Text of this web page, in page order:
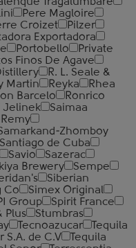
Pere Magloire
Croizet
Pilzer
Exportadora
Portobello
Private
Finos De Agave
R. L. Seale &
Martin Reyka
Rhea
Barcelo
Ronrico
Jelinek
Saimaa
Zhomboy
Santiago de Cuba
Savio
Sazerac
Brewery
Sempe
Siberian
Co
Simex Original
Group
Spirit France
Plus
Stumbras
Tecnoazucar
Tequila
S.A. de C.V
Tequila